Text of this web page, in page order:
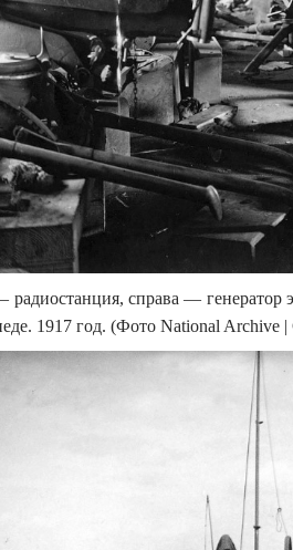
радиостанция, справа — генератор
1917 год. (Фото National Archive